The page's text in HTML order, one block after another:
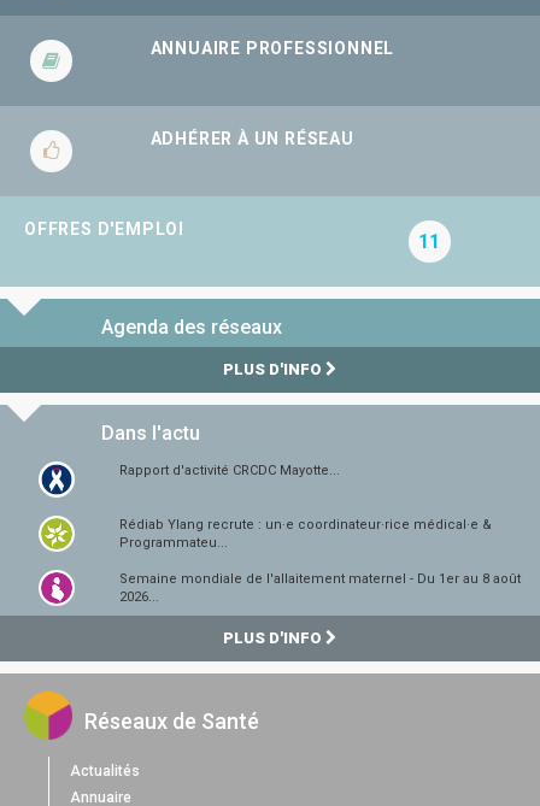
ANNUAIRE PROFESSIONNEL
ADHÉRER À UN RÉSEAU
OFFRES D'EMPLOI
11
Agenda des réseaux
PLUS D'INFO
Dans l'actu
Rapport d'activité CRCDC Mayotte...
Rédiab Ylang recrute : un·e coordinateur·rice médical·e &
Programmateu...
Semaine mondiale de l'allaitement maternel - Du 1er au 8 août
2026...
PLUS D'INFO
Réseaux de Santé
Actualités
Annuaire